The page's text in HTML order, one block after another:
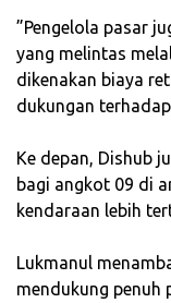
‎”Pengelola pasar
yang melintas
dikenakan biaya
dukungan
‎Ke depan, Dishub
bagi angkot 09 di
kendaraan lebih
‎Lukmanul
mendukung penuh